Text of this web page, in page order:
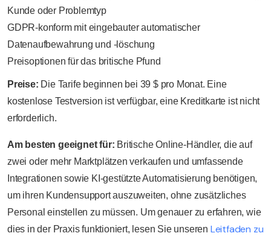
Kunde oder Problemtyp
GDPR-konform mit eingebauter automatischer
Datenaufbewahrung und -löschung
Preisoptionen für das britische Pfund
Preise: Die Tarife beginnen bei 39 $ pro Monat. Eine
kostenlose Testversion ist verfügbar, eine Kreditkarte ist nicht
erforderlich.
Am besten geeignet für: Britische Online-Händler, die auf
zwei oder mehr Marktplätzen verkaufen und umfassende
Integrationen sowie KI-gestützte Automatisierung benötigen,
um ihren Kundensupport auszuweiten, ohne zusätzliches
Personal einstellen zu müssen. Um genauer zu erfahren, wie
dies in der Praxis funktioniert, lesen Sie unseren Leitfaden zu